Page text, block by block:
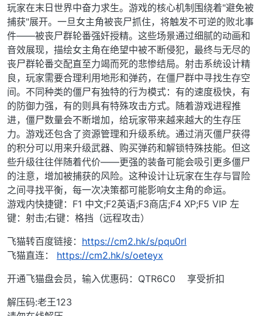
玩家在末日世界中奋力求生。游戏的核心机制围绕着"避免被
捕获"展开。一旦女主角被丧尸抓住，将触发不可逆的败北事
件——被丧尸群轮番强奸授精。这些场景通过细腻的动画和
音效展现，描绘女主角在绝望中被不断侵犯，最终与无尽的
丧尸群轮番交配直至力竭而死的悲惨结局。射击系统设计精
良，玩家需要合理利用地形和弹药，在僵尸群中寻找生存空
间。不同种类的僵尸有独特的行为模式：有的速度极快，有
的防御力强，有的则具有特殊攻击方式。随着游戏进程推
进，僵尸数量会不断增加，给玩家带来越来越大的生存压
力。游戏还包含了资源管理和升级系统。通过消灭僵尸获得
的积分可以用来升级武器、购买弹药和解锁特殊技能。但这
些升级往往伴随着代价——更强的装备可能会吸引更多僵尸
的注意，增加被捕获的风险。这种设计让玩家在生存与冒险
之间寻找平衡，每一次决策都可能影响女主角的命运。
游戏内快捷键：F1 中文;F2英语;F3商店;F4 XP;F5 VIP 左
键：射击;右键：格挡（远程攻击）
飞猫转百度链接： https://cm2.hk/s/pqu0rl
飞猫直连： https://cm2.hk/s/oeteyx
开通飞猫盘会员，输入优惠码：QTR6C0 享受折扣
解压码:老王123